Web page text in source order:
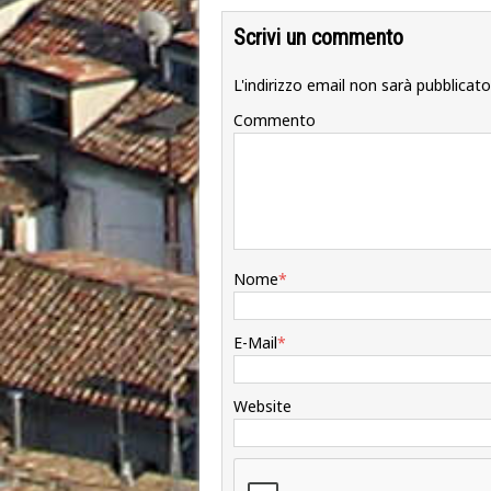
Scrivi un commento
L'indirizzo email non sarà
Commento
Nome*
E-Mail*
Website